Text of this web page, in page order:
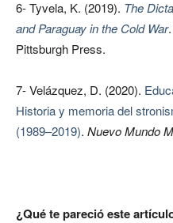
6- Tyvela, K. (2019). The
and Paraguay in the Cold War
Pittsburgh Press.
7- Velázquez, D. (2020).
Historia y memoria del
(1989–2019). Nuevo Mundo
¿Qué te pareció este